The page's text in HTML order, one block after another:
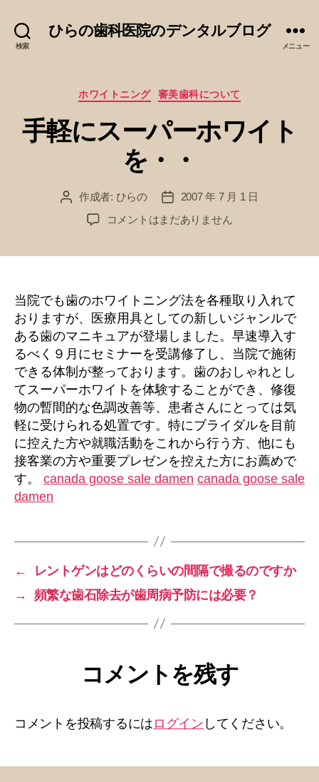
検索
ひらの歯科医院のデンタルブログ
メニュー
カ
ゴ
リ
ー
ホワイトニング 審美歯科について
手軽にスーパーホワイト
を・・
投 作成者: ひらの
投
稿
日
2007 年 7 月 1 日
手
パ
ー
ホ
ワ
イ
ト
を・・
へ
の
コメントはまだありません
当院でも歯のホワイトニング法を各種取り入れて
おりますが、医療用具としての新しいジャンルで
ある歯のマニキュアが登場しました。早速導入す
るべく９月にセミナーを受講修了し、当院で施術
できる体制が整っております。歯のおしゃれとし
てスーパーホワイトを体験することができ、修復
物の暫間的な色調改善等、患者さんにとっては気
軽に受けられる処置です。特にブライダルを目前
に控えた方や就職活動をこれから行う方、他にも
接客業の方や重要プレゼンを控えた方にお薦めで
す。 canada goose sale damen canada goose sale
damen
←
レントゲンはどのくらいの間隔で撮るのですか
→
頻繁な歯石除去が歯周病予防には必要？
コメントを残す
コメントを投稿するには ログイン してください。